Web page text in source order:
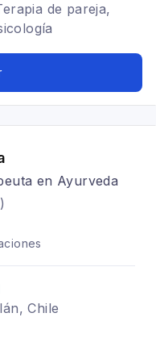
de pareja,
en Ayurveda
)
Chile